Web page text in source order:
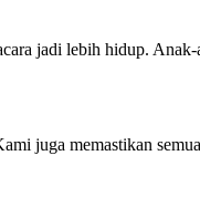
jadi lebih hidup. Anak-
juga memastikan